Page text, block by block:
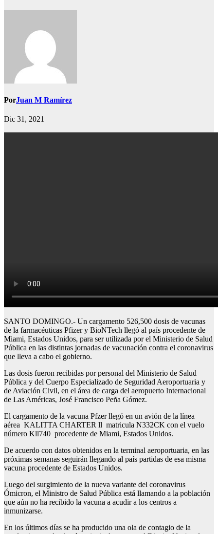
PorJuan M Ramírez
Dic 31, 2021
SANTO DOMINGO.- Un cargamento 526,500 dosis de vacunas
de la farmacéuticas Pfizer y BioNTech llegó al país procedente de
Miami, Estados Unidos, para ser utilizada por el Ministerio de Salud
Pública en las distintas jornadas de vacunación contra el coronavirus
que lleva a cabo el gobierno.
Las dosis fueron recibidas por personal del Ministerio de Salud
Pública y del Cuerpo Especializado de Seguridad Aeroportuaria y
de Aviación Civil, en el área de carga del aeropuerto Internacional
de Las Américas, José Francisco Peña Gómez.
El cargamento de la vacuna Pfzer llegó en un avión de la línea
aérea KALITTA CHARTER ll matricula N332CK con el vuelo
número Kll740 procedente de Miami, Estados Unidos.
De acuerdo con datos obtenidos en la terminal aeroportuaria, en las
próximas semanas seguirán llegando al país partidas de esa misma
vacuna procedente de Estados Unidos.
Luego del surgimiento de la nueva variante del coronavirus
Ómicron, el Ministro de Salud Pública está llamando a la población
que aún no ha recibido la vacuna a acudir a los centros a
inmunizarse.
En los últimos días se ha producido una ola de contagio de la